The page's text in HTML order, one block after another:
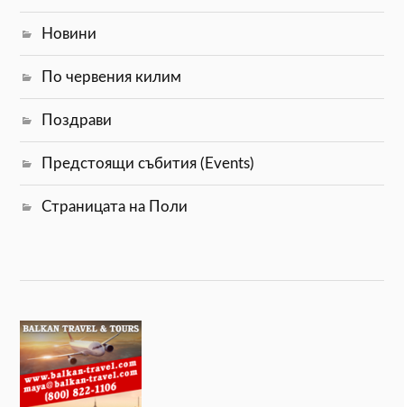
Новини
По червения килим
Поздрави
Предстоящи събития (Events)
Страницата на Поли